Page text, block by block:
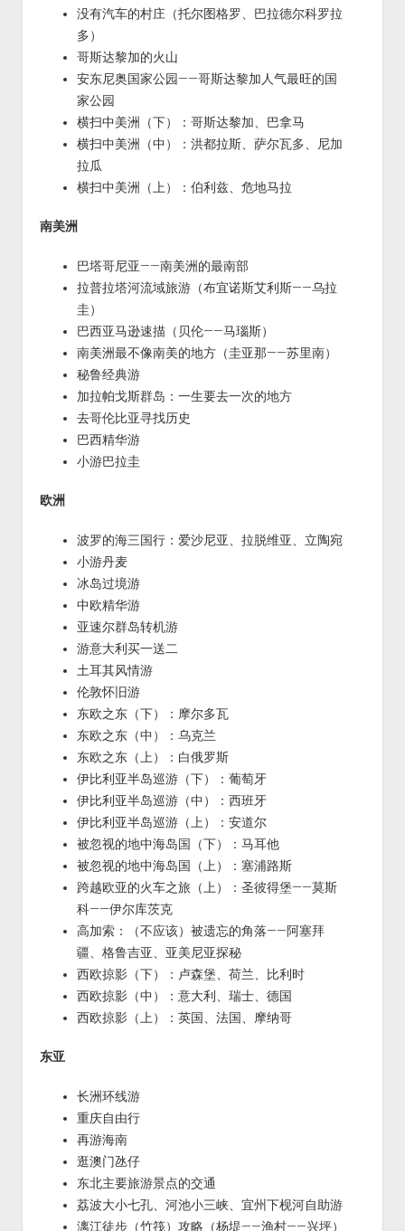
没有汽车的村庄（托尔图格罗、巴拉德尔科罗拉
多）
哥斯达黎加的火山
安东尼奥国家公园——哥斯达黎加人气最旺的国
家公园
横扫中美洲（下）：哥斯达黎加、巴拿马
横扫中美洲（中）：洪都拉斯、萨尔瓦多、尼加
拉瓜
横扫中美洲（上）：伯利兹、危地马拉
南美洲
巴塔哥尼亚——南美洲的最南部
拉普拉塔河流域旅游（布宜诺斯艾利斯——乌拉
圭）
巴西亚马逊速描（贝伦——马瑙斯）
南美洲最不像南美的地方（圭亚那——苏里南）
秘鲁经典游
加拉帕戈斯群岛：一生要去一次的地方
去哥伦比亚寻找历史
巴西精华游
小游巴拉圭
欧洲
波罗的海三国行：爱沙尼亚、拉脱维亚、立陶宛
小游丹麦
冰岛过境游
中欧精华游
亚速尔群岛转机游
游意大利买一送二
土耳其风情游
伦敦怀旧游
东欧之东（下）：摩尔多瓦
东欧之东（中）：乌克兰
东欧之东（上）：白俄罗斯
伊比利亚半岛巡游（下）：葡萄牙
伊比利亚半岛巡游（中）：西班牙
伊比利亚半岛巡游（上）：安道尔
被忽视的地中海岛国（下）：马耳他
被忽视的地中海岛国（上）：塞浦路斯
跨越欧亚的火车之旅（上）：圣彼得堡——莫斯
科——伊尔库茨克
高加索：（不应该）被遗忘的角落——阿塞拜
疆、格鲁吉亚、亚美尼亚探秘
西欧掠影（下）：卢森堡、荷兰、比利时
西欧掠影（中）：意大利、瑞士、德国
西欧掠影（上）：英国、法国、摩纳哥
东亚
长洲环线游
重庆自由行
再游海南
逛澳门氹仔
东北主要旅游景点的交通
荔波大小七孔、河池小三峡、宜州下枧河自助游
漓江徒步（竹筏）攻略（杨堤——渔村——兴坪）